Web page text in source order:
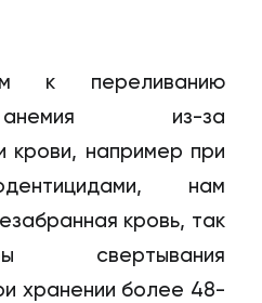
к переливанию
из-за
крови, например при
нам
кровь, так
свертывания
хранении более 48-